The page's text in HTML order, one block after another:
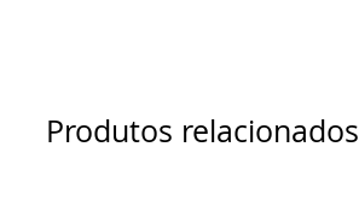
Produtos relacionados